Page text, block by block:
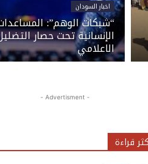
اخبار السودان
“شبكات الوهم”:
الإنسانية تحت حصار
الاعلامي
- Advertisment -
قراءة